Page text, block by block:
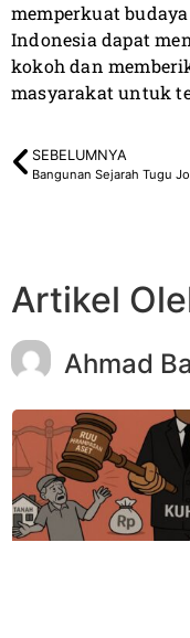
memperkuat
Indonesia dapat
kokoh dan
masyarakat untuk
SEBELUMNYA
Artikel
Ahmad